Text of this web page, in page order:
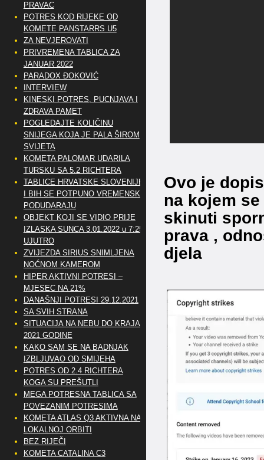
Ovo je
na kojem
skinuti
prava ,
djela
PRAVAC
POTRES KOD RIJEKE OD
KOMETE PANSTARRS U5
ZA NEVJEROVATI
PRIVREMENA TABLICA ZA
JANUAR 2022
PARADOX ĐOKOVIĆ
INTERVIEW
KINESKI POTRES, PUCNJAVA I
ZDRAVA PAMET
POGLEDAJTE KOLIČINU
SNIJEGA KOJA JE PALA ŠIROM
SVIJETA
KOMETA PALOMAR UDARILA
TURSKU SA 5.2 RICHTERA
TABLICE HRVATSKE SLOVENIJE
I BIH SE POTPUNO VREMENSKI
PODUDARAJU
OBJEKT KOJI SE VIDIO PRIJE
IZLASKA SUNCA 3.01.2022 u 7:25
UJUTRO
ZVIJEZDA SIRIUS SNIMLJENA
NOĆNOM KAMEROM
HIPER AKTIVNI POTRESI –
MJESEC NA 21%
DANAŠNJI POTRESI 29.12.2021
SA SVIH STRANA
SITUACIJA NA NEBU DO KRAJA
2021 GODINE
KAKO SAM SE NA BADNJAK
IZBLJUVAO OD SMIJEHA
POTRES OD 2.4 RICHTERA
KOGA SU PREŠUTLI
MEGA POTRESNA TABLICA SA
POVEZANIM POTRESIMA
KOMETA ATLAS Q3 AKTIVNA NA
LOKALNOJ ORBITI
BEZ RIJEČI
KOMETA CATALINA C3